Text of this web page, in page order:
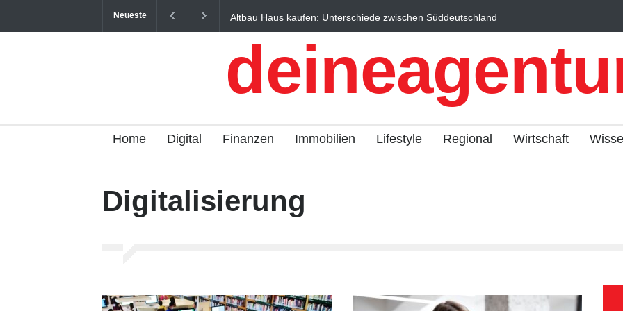
Neueste
Altbau Haus kaufen: Unterschiede zwischen Süddeutschland
und Österreich einfach erklärt
Wintersportorte als
Qualitätstourismus
Home Digital Finanzen Immobilien Lifestyle Regional Wirtschaft
Digitalisierung